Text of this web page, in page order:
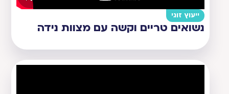
ייעוץ זוגי
נשואים טריים וקשה עם מצוות נידה